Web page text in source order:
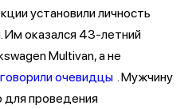
установили личность
Им оказался 43-летний
Multivan, а не
говорили очевидцы . Мужчину
для проведения